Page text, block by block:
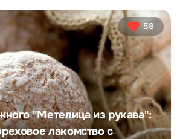
58
"Метелица из рукава":
лакомство с